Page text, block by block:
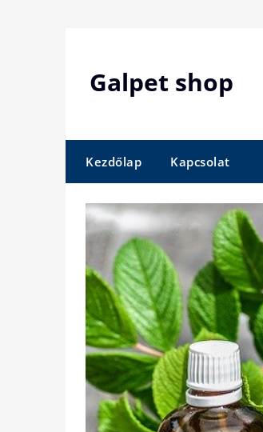
Galpet shop
Kezdőlap Kapcsolat